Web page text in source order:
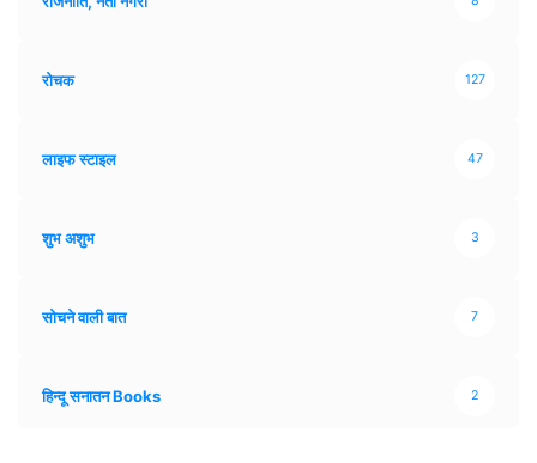
रोचक 127
लाइफ स्टाइल 47
शुभ अशुभ 3
सोचने वाली बात 7
हिन्दू सनातन Books 2